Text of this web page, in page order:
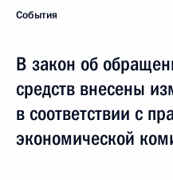
События
В закон об
средств внесены
в соответствии с
экономической